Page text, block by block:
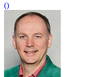
()